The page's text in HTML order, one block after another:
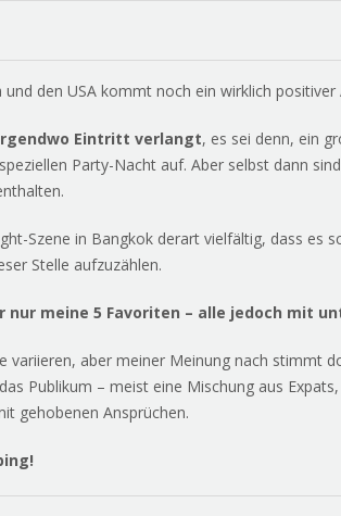
und den USA kommt noch ein wirklich positiver
Eintritt verlangt, es sei denn, ein
Party-Nacht auf. Aber selbst dann
Szene in Bangkok derart vielfältig, dass es
Stelle aufzuzählen.
nur meine 5 Favoriten – alle jedoch mit
variieren, aber meiner Meinung nach stimmt
Publikum – meist eine Mischung aus
gehobenen Ansprüchen.